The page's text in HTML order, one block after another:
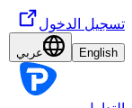
تسجيل الدخول
English عربي